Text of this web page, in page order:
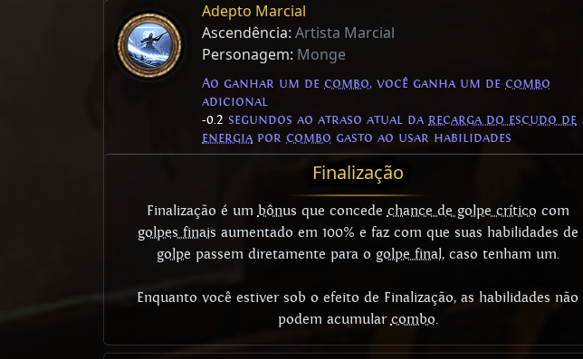
Adepto Marcial
Ascendência: Artista Marcial
Personagem: Monge
Ao ganhar um de combo, você ganha um de combo
adicional
-0.2 segundos ao atraso atual da recarga do escudo de
energia por combo gasto ao usar habilidades
Finalização
Finalização é um bônus que concede chance de golpe crítico com
golpes finais aumentado em 100% e faz com que suas habilidades de
golpe passem diretamente para o golpe final, caso tenham um.
Enquanto você estiver sob o efeito de Finalização, as habilidades não
podem acumular combo.